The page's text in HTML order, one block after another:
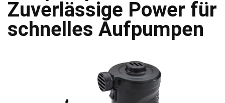
Zuverlässige Power für
schnelles Aufpumpen